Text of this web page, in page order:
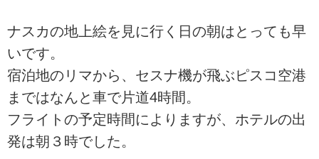
ナスカの地上絵を見に行く日の朝はとっても早
いです。
宿泊地のリマから、セスナ機が飛ぶピスコ空港
まではなんと車で片道4時間。
フライトの予定時間によりますが、ホテルの出
発は朝３時でした。